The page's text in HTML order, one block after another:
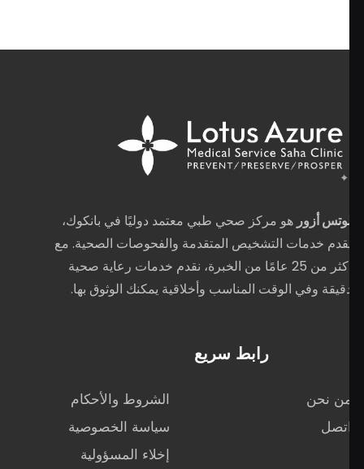
مركز صحي طبي معتمد دوليًا في بانكوك،
المتقدمة والفحوصات الصحية. مع
من 25 عامًا من الخبرة، نقدم خدمات رعاية صحية
المناسب وأخلاقية يمكنك الوثوق بها.
الشروط والأحكام
سياسة الخصوصية
إخلاء المسؤولية